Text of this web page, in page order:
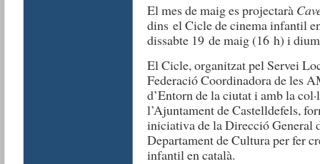
El mes de maig es projectarà
dins el Cicle de cinema infantil
dissabte 19 de maig (16 h) i
El Cicle, organitzat pel Servei
Federació Coordinadora de les
d’Entorn de la ciutat i amb la
l’Ajuntament de Castelldefels,
iniciativa de la Direcció General
Departament de Cultura per fer
infantil en català.